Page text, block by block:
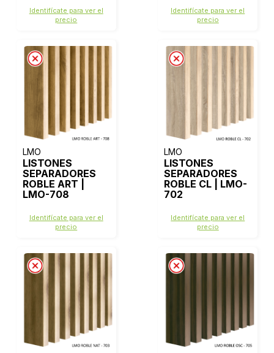
Identifícate para ver el
precio
Identifícate para ver el
precio
LMO
LISTONES
SEPARADORES
ROBLE ART |
LMO-708
Identifícate para ver el
precio
LMO
LISTONES
SEPARADORES
ROBLE CL | LMO-
702
Identifícate para ver el
precio